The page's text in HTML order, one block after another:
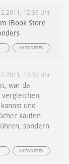
12:36 Uhr
iBook Store
ANTWORTEN
13:37 Uhr
war da
und
kaufen
sondern
ANTWORTEN